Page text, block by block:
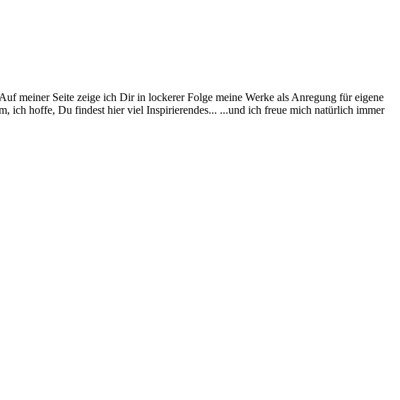
meiner Seite zeige ich Dir in lockerer Folge meine Werke als Anregung für eigene
ich hoffe, Du findest hier viel Inspirierendes... ...und ich freue mich natürlich immer